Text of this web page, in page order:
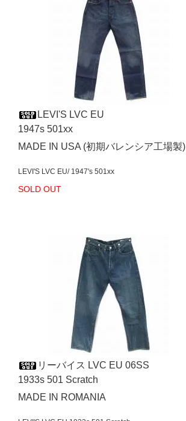
LEVI'S LVC EU
1947s 501xx
MADE IN USA (初期バレンシア工場製)
LEVI'S LVC EU/ 1947's 501xx
SOLD OUT
リーバイス LVC EU 06SS
1933s 501 Scratch
MADE IN ROMANIA